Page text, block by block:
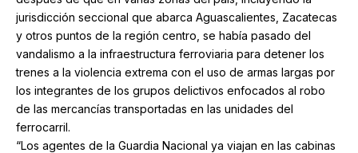
jurisdicción seccional que abarca Aguascalientes, Zacatecas
y otros puntos de la región centro, se había pasado del
vandalismo a la infraestructura ferroviaria para detener los
trenes a la violencia extrema con el uso de armas largas por
los integrantes de los grupos delictivos enfocados al robo
de las mercancías transportadas en las unidades del
ferrocarril.
“Los agentes de la Guardia Nacional ya viajan en las cabinas